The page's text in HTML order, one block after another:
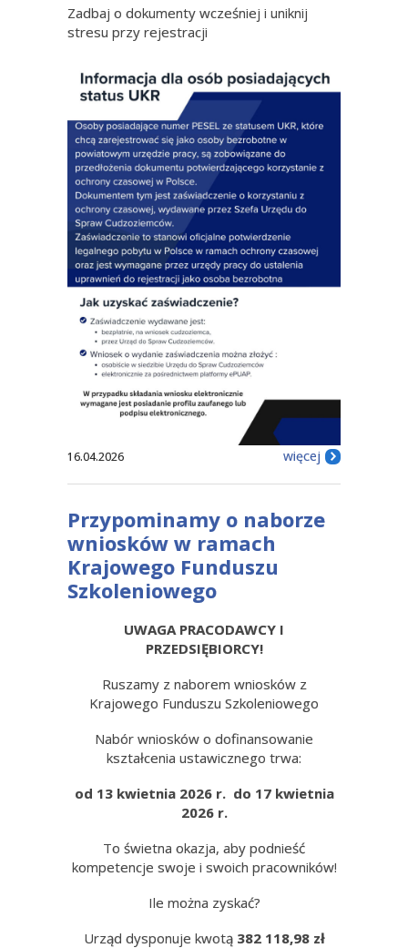
Zadbaj o dokumenty wcześniej i uniknij
stresu przy rejestracji
16.04.2026 więcej
Przypominamy o naborze
wniosków w ramach
Krajowego Funduszu
Szkoleniowego
UWAGA PRACODAWCY I
PRZEDSIĘBIORCY!
Ruszamy z naborem wniosków z
Krajowego Funduszu Szkoleniowego
Nabór wniosków o dofinansowanie
kształcenia ustawicznego trwa:
od 13 kwietnia 2026 r. do 17 kwietnia
2026 r.
To świetna okazja, aby podnieść
kompetencje swoje i swoich pracowników!
Ile można zyskać?
Urząd dysponuje kwotą 382 118,98 zł